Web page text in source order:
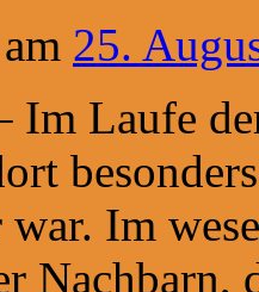
25.
Im Laufe
war. Im
Nachbarn,